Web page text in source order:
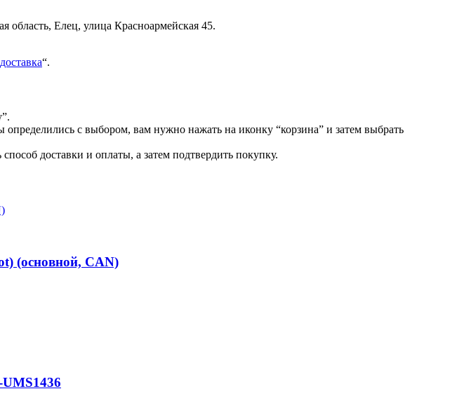
Елец, улица Красноармейская 45.
“.
с выбором, вам нужно нажать на иконку “корзина” и затем выбрать
доставки и оплаты, а затем подтвердить покупку.
(основной, CAN)